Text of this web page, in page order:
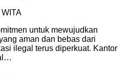
untuk mewujudkan
aman dan bebas dari
ilegal terus diperkuat. Kantor